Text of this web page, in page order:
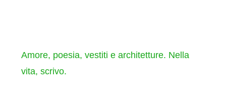
Amore, poesia, vestiti e architetture. Nella
vita, scrivo.